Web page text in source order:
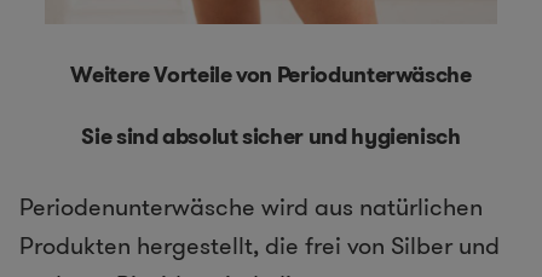
Weitere Vorteile von Periodunterwäsche
Sie sind absolut sicher und hygienisch
Periodenunterwäsche wird aus natürlichen
Produkten hergestellt, die frei von Silber und